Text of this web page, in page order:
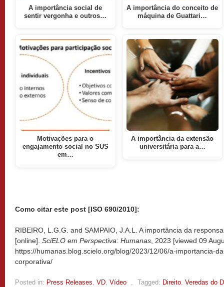
A importância social de
sentir vergonha e outros…
Motivações para o
engajamento social no SUS
em…
A importância do conceito de
máquina de Guattari…
A importância da extensão
universitária para a…
Como citar este post [ISO 690/2010]:
RIBEIRO, L.G.G. and SAMPAIO, J.A.L. A importância da
[online]. SciELO em Perspectiva: Humanas, 2023 [viewed 09
https://humanas.blog.scielo.org/blog/2023/12/06/a-importancia-
corporativa/
Posted in: Press Releases, VD, Vídeo , Tagged: Direito, Veredas do